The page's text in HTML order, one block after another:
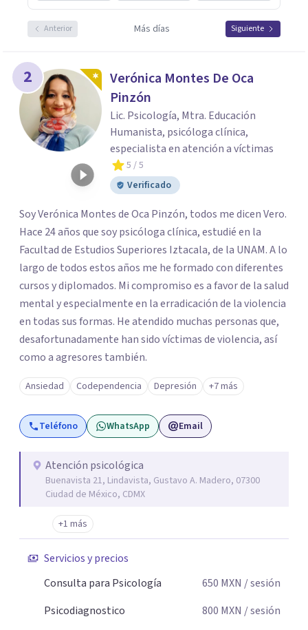
Anterior Más días Siguiente
2
Verónica Montes De Oca
Pinzón
Lic. Psicología, Mtra. Educación
Humanista, psicóloga clínica,
especialista en atención a víctimas
5 / 5
Verificado
Soy Verónica Montes de Oca Pinzón, todos me dicen Vero.
Hace 24 años que soy psicóloga clínica, estudié en la
Facultad de Estudios Superiores Iztacala, de la UNAM. A lo
largo de todos estos años me he formado con diferentes
cursos y diplomados. Mi compromiso es a favor de la salud
mental y especialmente en la erradicación de la violencia
en todas sus formas. He atendido muchas personas que,
desafortunadamente han sido víctimas de violencia, así
como a agresores también.
Ansiedad Codependencia Depresión +7 más
Teléfono WhatsApp Email
Atención psicológica
Buenavista 21, Lindavista, Gustavo A. Madero, 07300
Ciudad de México, CDMX
+1 más
Servicios y precios
Consulta para Psicología
650 MXN / sesión
Psicodiagnostico
800 MXN / sesión